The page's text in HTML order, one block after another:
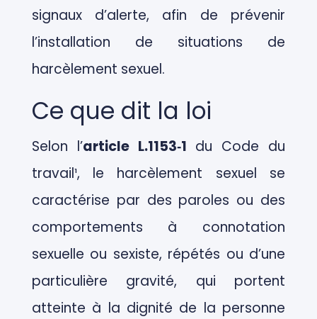
signaux d’alerte, afin de prévenir
l’installation de situations de
harcèlement sexuel.
Ce que dit la loi
Selon l’article L.1153‑1 du Code du
travail¹, le harcèlement sexuel se
caractérise par des paroles ou des
comportements à connotation
sexuelle ou sexiste, répétés ou d’une
particulière gravité, qui portent
atteinte à la dignité de la personne